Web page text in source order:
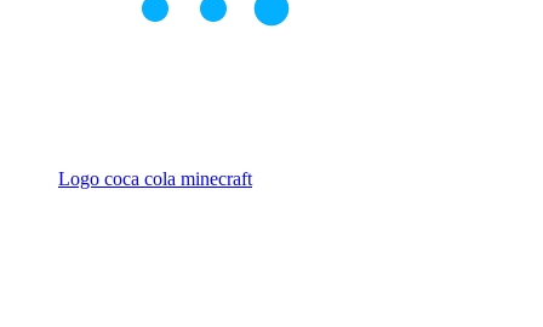
Logo coca cola minecraft